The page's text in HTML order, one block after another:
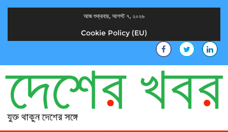
আজ শুক্রবার, আগস্ট ৭, ২০২৬
Cookie Policy (EU)